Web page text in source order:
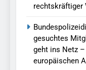
rechtskräftiger
gesuchtes
geht ins Netz
europäischen